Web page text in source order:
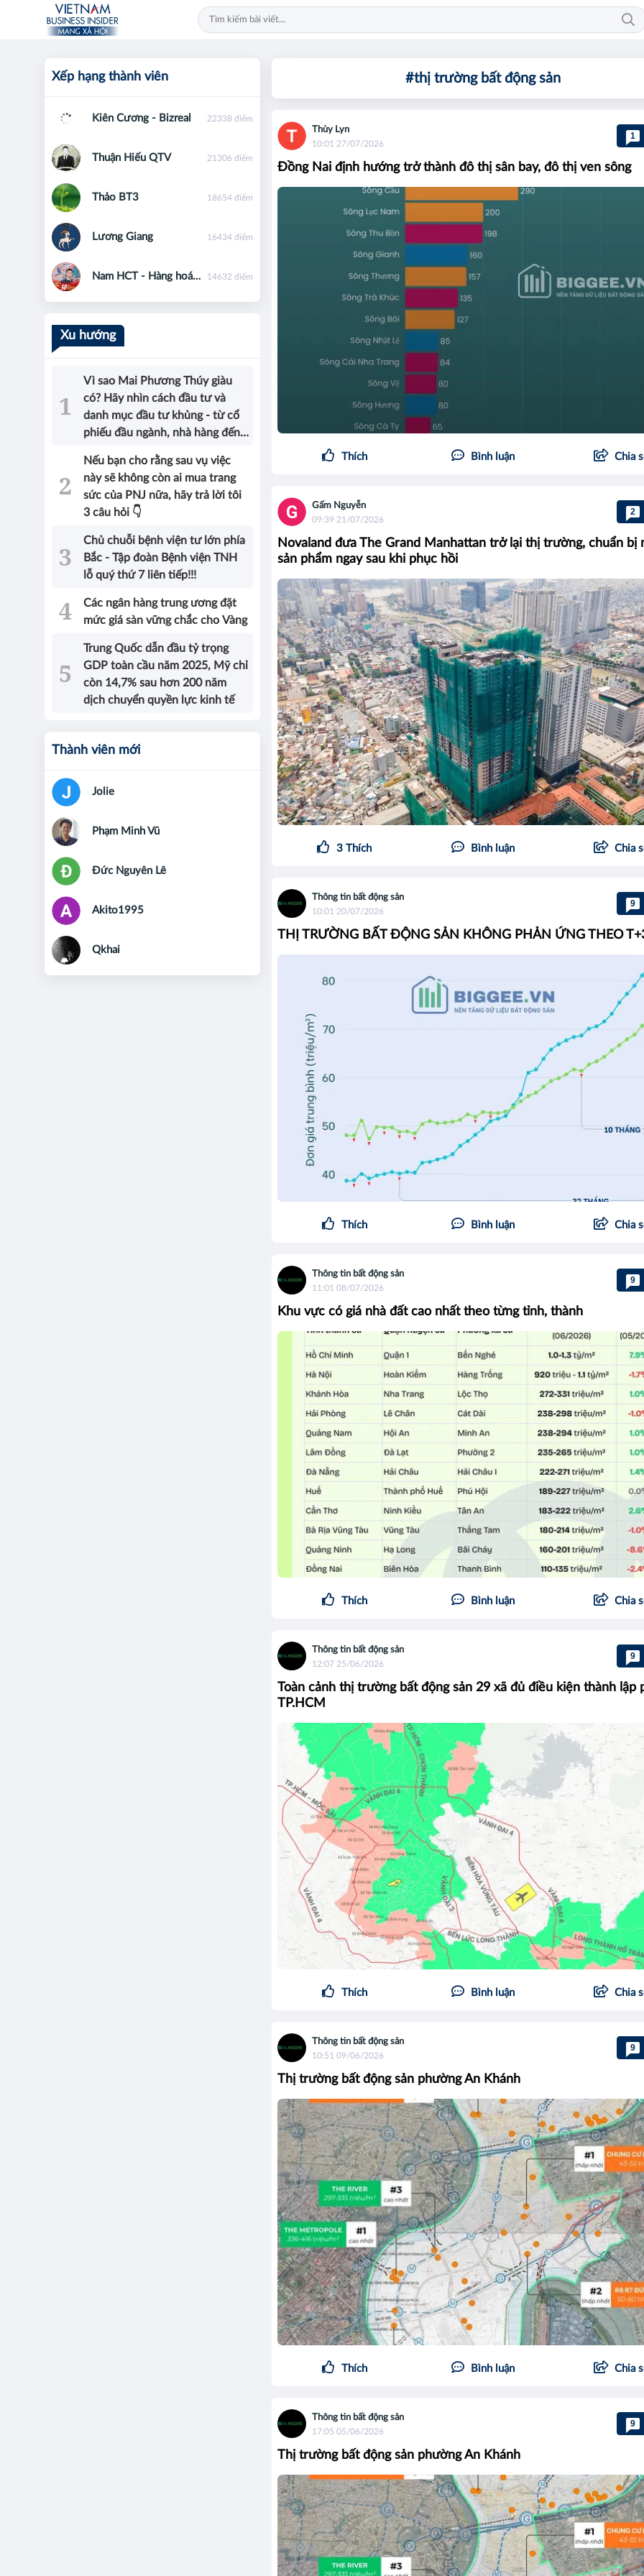
#thị trường bất động sản
Thùy Lyn
10:01 27/07/2026
1
Đồng Nai định hướng trở thành đô thị sân bay, đô thị ven sông
Thích Bình luận Chia
Gấm Nguyễn
09:39 21/07/2026
2
Novaland đưa The Grand Manhattan trở lại thị trường, chuẩn bị
sản phẩm ngay sau khi phục hồi
3 Thích Bình luận Chia
Thông tin bất động sản
10:01 20/07/2026
9
THỊ TRƯỜNG BẤT ĐỘNG SẢN KHÔNG PHẢN ỨNG THEO
Thích Bình luận Chia
Thông tin bất động sản
11:01 08/07/2026
9
Khu vực có giá nhà đất cao nhất theo từng tỉnh, thành
Thích Bình luận Chia
Thông tin bất động sản
12:07 25/06/2026
9
Toàn cảnh thị trường bất động sản 29 xã đủ điều kiện thành lập
TP.HCM
Thích Bình luận Chia
Thông tin bất động sản
10:51 09/06/2026
9
Thị trường bất động sản phường An Khánh
Thích Bình luận Chia
Thông tin bất động sản
17:05 05/06/2026
9
Thị trường bất động sản phường An Khánh
Xếp hạng thành viên
Kiên Cương - Bizreal 22338 điểm
Thuận Hiếu QTV 21306 điểm
Thảo BT3 18654 điểm
Lương Giang 16434 điểm
Nam HCT - Hàng hoá phái sinh - 0867091553 14632 điểm
Xu hướng
Vì sao Mai Phương Thúy giàu
có? Hãy nhìn cách đầu tư và
danh mục đầu tư khủng - từ cổ
phiếu đầu ngành, nhà hàng đến
được câu trả lời!
Nếu bạn cho rằng sau vụ việc
này sẽ không còn ai mua trang
sức của PNJ nữa, hãy trả lời tôi
3 câu hỏi 👇
Chủ chuỗi bệnh viện tư lớn phía
Bắc - Tập đoàn Bệnh viện TNH
lỗ quý thứ 7 liên tiếp!!!
Các ngân hàng trung ương đặt
mức giá sàn vững chắc cho Vàng
Trung Quốc dẫn đầu tỷ trọng
GDP toàn cầu năm 2025, Mỹ chỉ
còn 14,7% sau hơn 200 năm
dịch chuyển quyền lực kinh tế
Thành viên mới
Jolie
Phạm Minh Vũ
Đức Nguyên Lê
Akito1995
Qkhai